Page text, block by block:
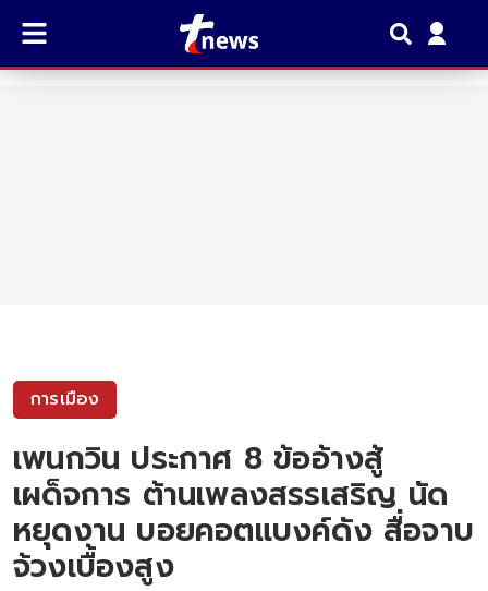
การเมือง
เพนกวิน ประกาศ 8 ข้ออ้างสู้
เผด็จการ ต้านเพลงสรรเสริญ นัด
หยุดงาน บอยคอตแบงค์ดัง สื่อจาบ
จ้วงเบื้องสูง